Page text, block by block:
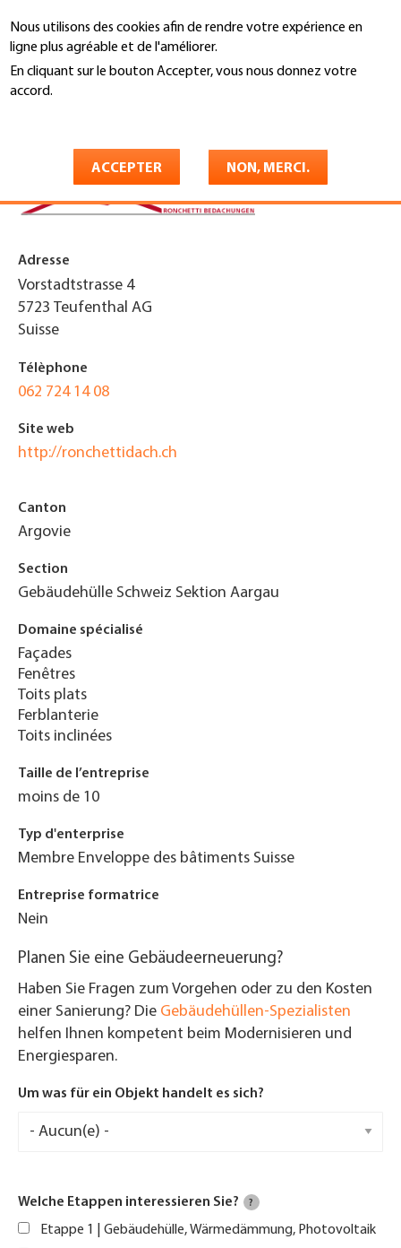
Nous utilisons des cookies afin de rendre votre expérience en
ligne plus agréable et de l'améliorer.
En cliquant sur le bouton Accepter, vous nous donnez votre
accord.
ACCEPTER NON, MERCI.
au
contenu
principal
Recherche
You
Adresse
Vorstadtstrasse 4
5723 Teufenthal AG
Suisse
Télèphone
062 724 14 08
Site web
http://ronchettidach.ch
Canton
Argovie
Section
Gebäudehülle Schweiz Sektion Aargau
Domaine spécialisé
Façades
Fenêtres
Toits plats
Ferblanterie
Toits inclinées
Taille de l’entreprise
moins de 10
Typ d'enterprise
Membre Enveloppe des bâtiments Suisse
Entreprise formatrice
Nein
Planen Sie eine Gebäudeerneuerung?
Haben Sie Fragen zum Vorgehen oder zu den Kosten
einer Sanierung? Die Gebäudehüllen-Spezialisten
helfen Ihnen kompetent beim Modernisieren und
Energiesparen.
Um was für ein Objekt handelt es sich?
Welche Etappen interessieren Sie? ?
Etappe 1 | Gebäudehülle, Wärmedämmung, Photovoltaik